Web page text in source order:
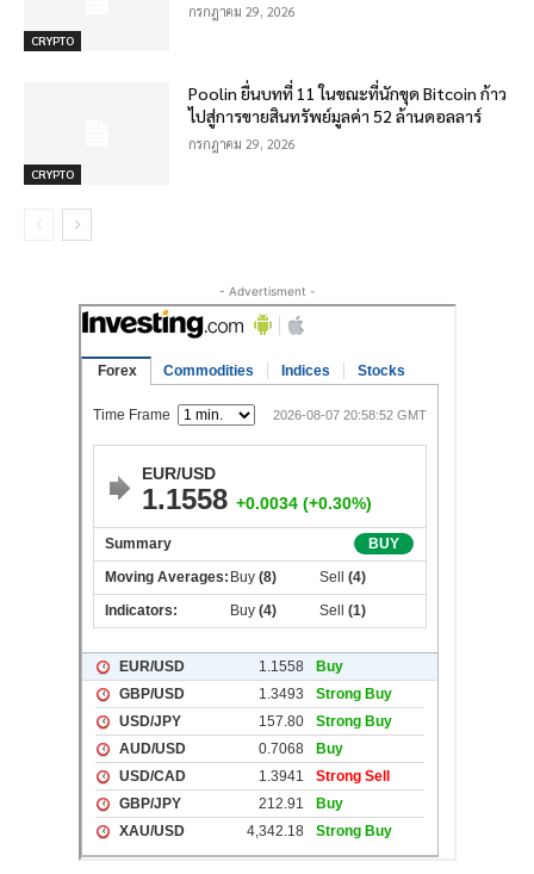
CRYPTO
กรกฎาคม 29, 2026
CRYPTO
Poolin ยื่นบทที่ 11 ในขณะที่นักขุด Bitcoin ก้าว
ไปสู่การขายสินทรัพย์มูลค่า 52 ล้านดอลลาร์
กรกฎาคม 29, 2026
- Advertisment -